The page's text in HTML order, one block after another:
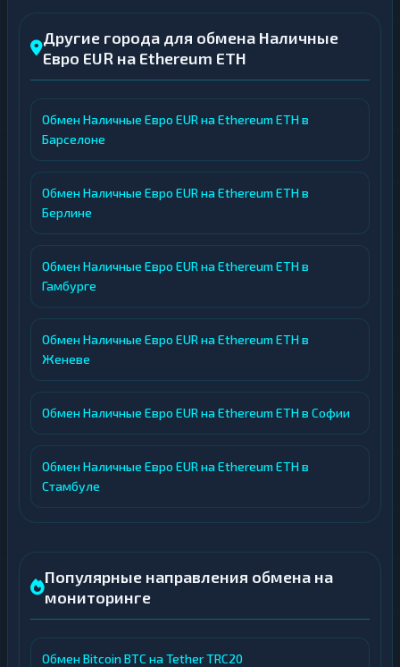
Другие города для обмена Наличные
Евро EUR на Ethereum ETH
Обмен Наличные Евро EUR на Ethereum ETH в
Барселоне
Обмен Наличные Евро EUR на Ethereum ETH в
Берлине
Обмен Наличные Евро EUR на Ethereum ETH в
Гамбурге
Обмен Наличные Евро EUR на Ethereum ETH в
Женеве
Обмен Наличные Евро EUR на Ethereum ETH в Софии
Обмен Наличные Евро EUR на Ethereum ETH в
Стамбуле
Популярные направления обмена на
мониторинге
Обмен Bitcoin BTC на Tether TRC20